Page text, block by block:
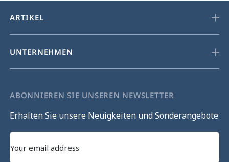
ARTIKEL
UNTERNEHMEN
ABONNIEREN SIE UNSEREN NEWSLETTER
Erhalten Sie unsere Neuigkeiten und Sonderangebote